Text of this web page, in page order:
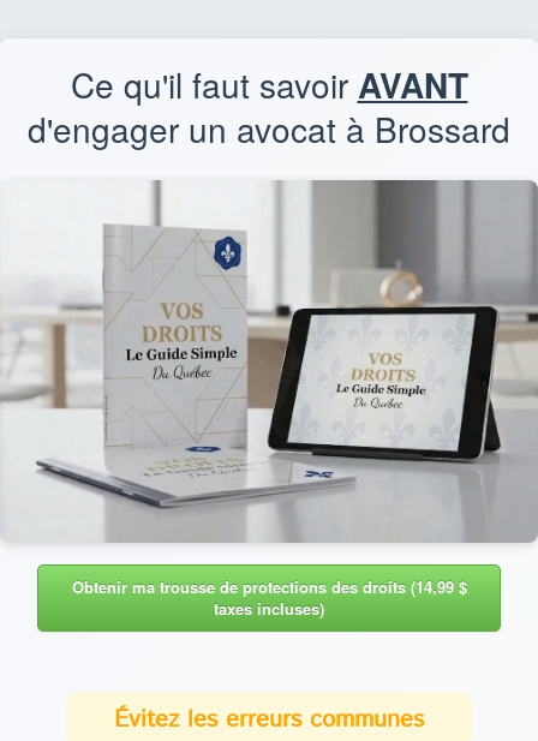
Ce qu'il faut savoir AVANT
d'engager un avocat à Brossard
Obtenir ma trousse de protections des droits (14,99 $
taxes incluses)
Évitez les erreurs communes